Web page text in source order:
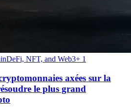
DeFi, NFT, and Web3+ 1
axées sur la
le plus grand